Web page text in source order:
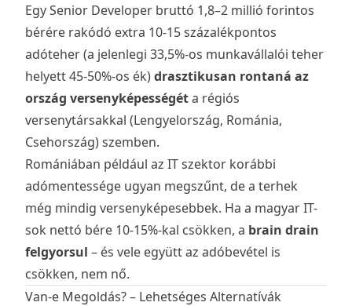
Egy Senior Developer bruttó 1,8–2 millió forintos
bérére rakódó extra 10-15 százalékpontos
adóteher (a jelenlegi 33,5%-os munkavállalói teher
helyett 45-50%-os ék)drasztikusan rontaná az
ország versenyképességéta régiós
versenytársakkal (Lengyelország, Románia,
Csehország) szemben.
Romániában például az IT szektor korábbi
adómentessége ugyan megszűnt, de a terhek
még mindig versenyképesebbek. Ha a magyar IT-
sok nettó bére 10-15%-kal csökken, a brain drain
felgyorsul – és vele együtt az adóbevétel is
csökken, nem nő.
Van-e Megoldás? – Lehetséges Alternatívák